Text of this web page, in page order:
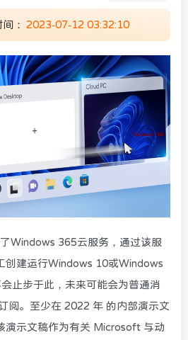
： 2023-07-12 03:32:10
Windows 365云服务，通过该服
创建运行Windows 10或Windows
止步于此，未来可能会为普通消
阅。至少在 2022 年 的内部演示文
演示文稿作为有关 Microsoft 与动